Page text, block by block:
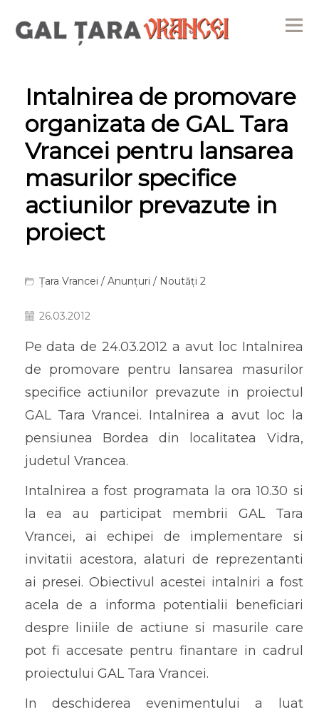
Intalnirea de promovare
organizata de GAL Tara
Vrancei pentru lansarea
masurilor specifice
actiunilor prevazute in
proiect
Țara Vrancei / Anunțuri / Noutăți 2
26.03.2012
Pe data de 24.03.2012 a avut loc Intalnirea
de promovare pentru lansarea masurilor
specifice actiunilor prevazute in proiectul
GAL Tara Vrancei. Intalnirea a avut loc la
pensiunea Bordea din localitatea Vidra,
judetul Vrancea.
Intalnirea a fost programata la ora 10.30 si
la ea au participat membrii GAL Tara
Vrancei, ai echipei de implementare si
invitatii acestora, alaturi de reprezentanti
ai presei. Obiectivul acestei intalniri a fost
acela de a informa potentialii beneficiari
despre liniile de actiune si masurile care
pot fi accesate pentru finantare in cadrul
proiectului GAL Tara Vrancei.
In deschiderea evenimentului a luat